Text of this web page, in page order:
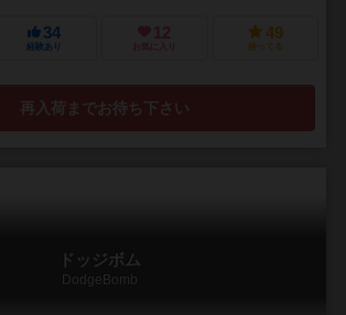
34
経験あり
12
お気に入り
49
持ってる
再入荷までお待ち下さい
ドッジボム
DodgeBomb